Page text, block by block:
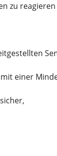
zu reagieren
einer